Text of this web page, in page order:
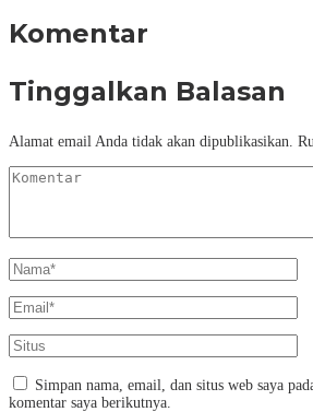
Komentar
Tinggalkan Balasan
Alamat email Anda tidak akan dipublikasikan.
Simpan nama, email, dan situs web saya
komentar saya berikutnya.